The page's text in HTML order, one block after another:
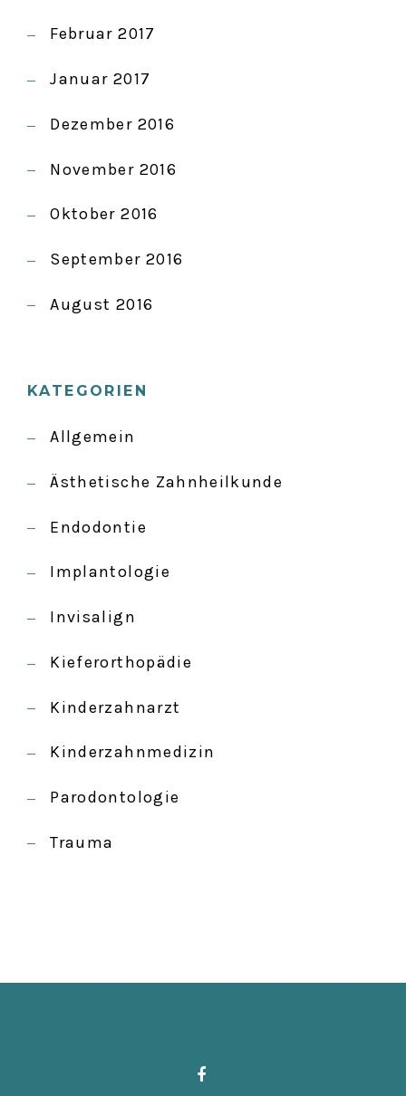
Februar 2017
Januar 2017
Dezember 2016
November 2016
Oktober 2016
September 2016
August 2016
KATEGORIEN
Allgemein
Ästhetische Zahnheilkunde
Endodontie
Implantologie
Invisalign
Kieferorthopädie
Kinderzahnarzt
Kinderzahnmedizin
Parodontologie
Trauma